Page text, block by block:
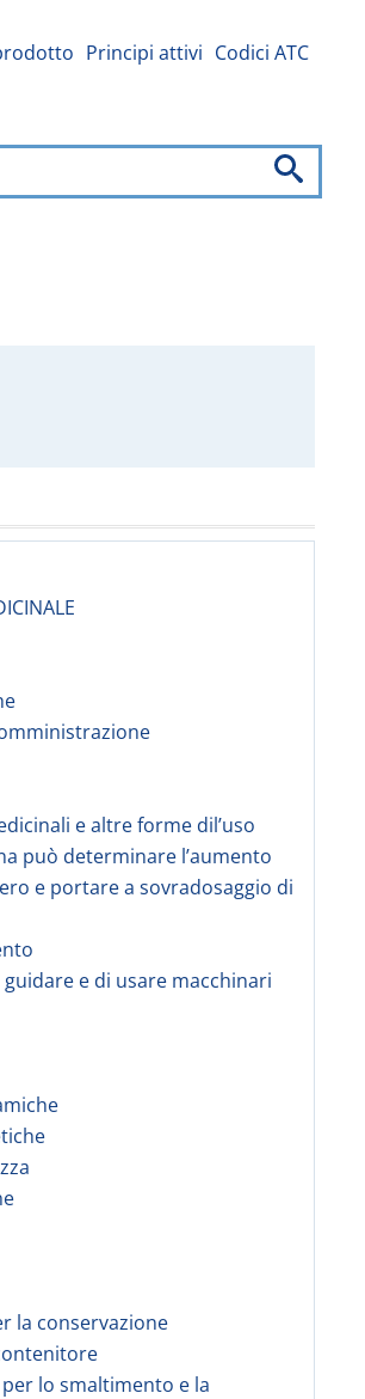
Principi attivi Codici ATC
e altre forme dil’uso
può determinare l’aumento
e portare a sovradosaggio di
e di usare macchinari
la conservazione
lo smaltimento e la